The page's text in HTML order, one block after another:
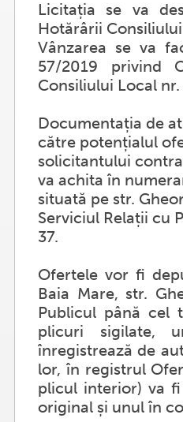
Licitația se va
Hotărârii
Vânzarea se va
57/2019 privind
Consiliului Local
Documentația de
către potențialul
solicitantului
va achita în
situată pe str.
Serviciul Relații cu
37.
Ofertele vor fi
Baia Mare, str.
Publicul până cel
plicuri sigilate,
înregistrează de
lor, în registrul
plicul interior) va
original și unul în